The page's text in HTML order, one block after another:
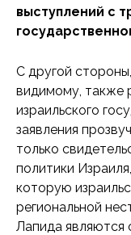
выступлений с
С другой
видимому, также
израильского
заявления
только
политики
которую
региональной
Лапида являются